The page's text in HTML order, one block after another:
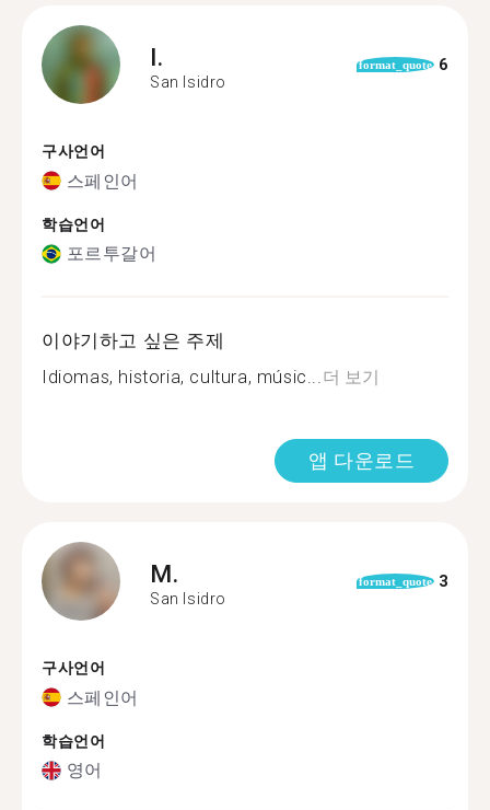
I.
San Isidro
format_quote 6
구사언어
스페인어
학습언어
포르투갈어
이야기하고 싶은 주제
Idiomas, historia, cultura, músic...더 보기
앱 다운로드
M.
San Isidro
format_quote 3
구사언어
스페인어
학습언어
영어